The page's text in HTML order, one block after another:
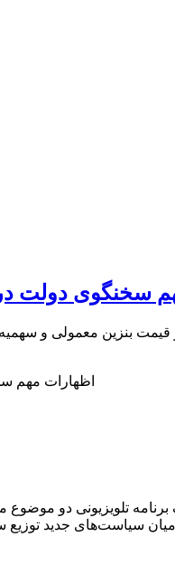
سخنگوی دولت
بنزین معمولی و
تلویزیونی دو موضوع